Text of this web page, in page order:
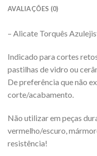
AVALIAÇÕES (0)
– Alicate Torquês
Indicado para cortes
pastilhas de vidro ou
De preferência que não
corte/acabamento.
Não utilizar em peças
vermelho/escuro,
resistência!